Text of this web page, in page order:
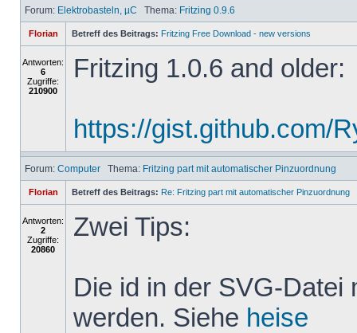
Forum: Elektrobasteln, µC Thema: Fritzing 0.9.6
Florian Betreff des Beitrags: Fritzing Free Download - new versions
Antworten:
6
Zugriffe:
210900
Fritzing 1.0.6 and older:
https://gist.github.com/
Forum: Computer Thema: Fritzing part mit automatischer Pinzuordnung
Florian Betreff des Beitrags: Re: Fritzing part mit automatischer Pinzuordnung
Antworten:
2
Zugriffe:
20860
Zwei Tips:
Die id in der SVG-Datei
werden. Siehe heise